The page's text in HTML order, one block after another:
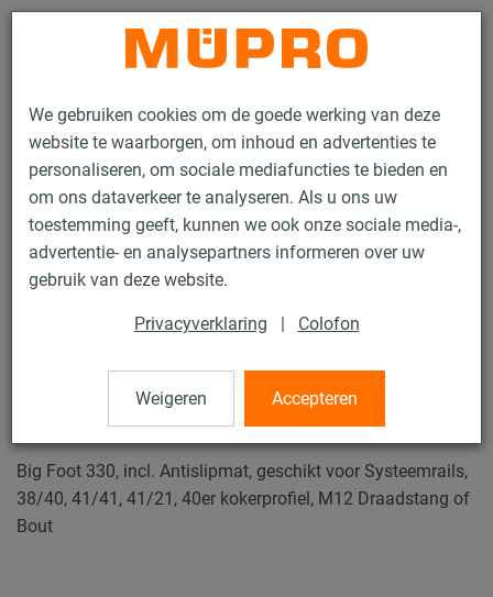
We gebruiken cookies om de goede werking van deze
website te waarborgen, om inhoud en advertenties te
personaliseren, om sociale mediafuncties te bieden en
om ons dataverkeer te analyseren. Als u ons uw
toestemming geeft, kunnen we ook onze sociale media-,
advertentie- en analysepartners informeren over uw
gebruik van deze website.
Privacyverklaring | Colofon
Weigeren Accepteren
Contact
Producten Bevestigingstechniek
Ventilatiebevestiging
Ondersteuningsconstructie voor luchtkanaalbevestiging
Big Foot 330
2 / 8
Big Foot 330
Big Foot 330, incl. Antislipmat, geschikt voor Systeemrails,
38/40, 41/41, 41/21, 40er kokerprofiel, M12 Draadstang of
Bout